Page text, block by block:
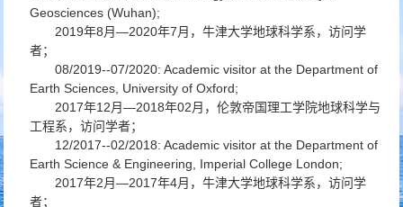
Geosciences (Wuhan);
2019年8月—2020年7月，牛津大学地球科学系，访问学
者；
08/2019--07/2020: Academic visitor at the Department of
Earth Sciences, University of Oxford;
2017年12月—2018年02月，伦敦帝国理工学院地球科学与
工程系，访问学者；
12/2017--02/2018: Academic visitor at the Department of
Earth Science & Engineering, Imperial College London;
2017年2月—2017年4月，牛津大学地球科学系，访问学
者；